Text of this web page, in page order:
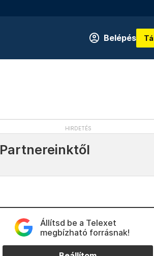
Belépés
Partnereinktől
Állítsd be a Telexet
megbízható forrásnak!